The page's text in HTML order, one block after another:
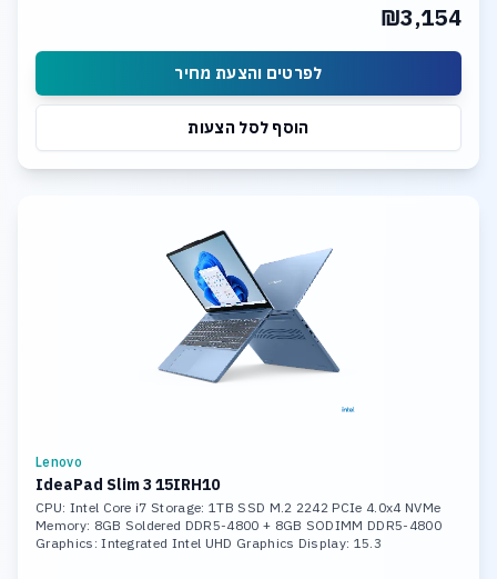
₪3,154
לפרטים והצעת מחיר
הוסף לסל הצעות
Lenovo
IdeaPad Slim 3 15IRH10
CPU: Intel Core i7 Storage: 1TB SSD M.2 2242 PCIe 4.0x4 NVMe
Memory: 8GB Soldered DDR5-4800 + 8GB SODIMM DDR5-4800
Graphics: Integrated Intel UHD Graphics Display: 15.3